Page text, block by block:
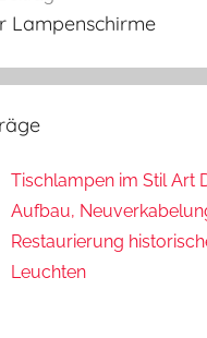
Lampenschirme
Tischlampen im Stil Art
Aufbau,
Restaurierung
Leuchten